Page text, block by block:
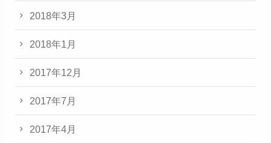
2018年3月
2018年1月
2017年12月
2017年7月
2017年4月